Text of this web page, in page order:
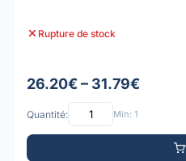
Rupture de stock
26.20€ – 31.79€
Quantité: Min: 1